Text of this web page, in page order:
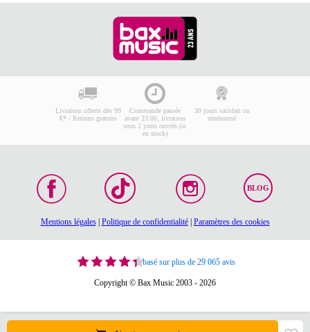
Livraison offerte dès 99
€* / Retours gratuits
Commande passée
avant 23:00, livraison
sous 2 jours ouvrés (si
en stock)
30 jours satisfait ou
remboursé
BLOG
Mentions légales| Politique de confidentialité| Paramètres des cookies
basé sur plus de 29 065 avis
Copyright © Bax Music 2003 - 2026